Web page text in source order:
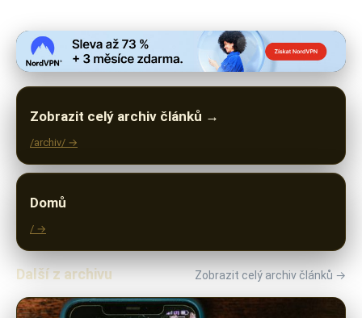
Zobrazit celý archiv článků →
/archiv/ →
Domů
/ →
Další z archivu Zobrazit celý archiv článků →